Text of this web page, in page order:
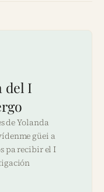
del I
de Yolanda
güei a
pa recibir el I